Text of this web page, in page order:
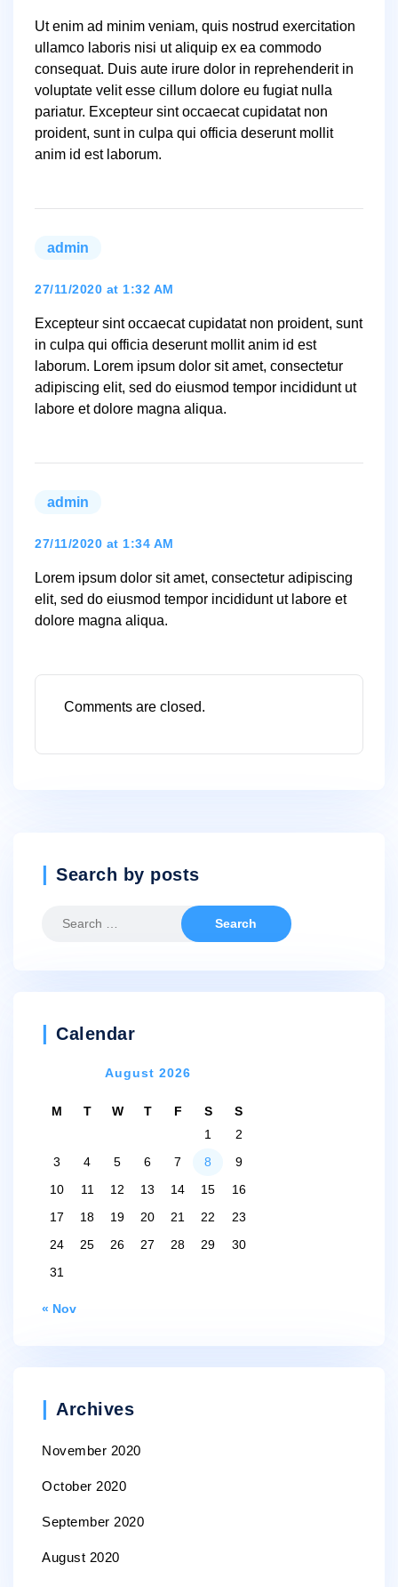
Ut enim ad minim veniam, quis nostrud exercitation
ullamco laboris nisi ut aliquip ex ea commodo
consequat. Duis aute irure dolor in reprehenderit in
voluptate velit esse cillum dolore eu fugiat nulla
pariatur. Excepteur sint occaecat cupidatat non
proident, sunt in culpa qui officia deserunt mollit
anim id est laborum.
admin
27/11/2020 at 1:32 AM
Excepteur sint occaecat cupidatat non proident, sunt
in culpa qui officia deserunt mollit anim id est
laborum. Lorem ipsum dolor sit amet, consectetur
adipiscing elit, sed do eiusmod tempor incididunt ut
labore et dolore magna aliqua.
admin
27/11/2020 at 1:34 AM
Lorem ipsum dolor sit amet, consectetur adipiscing
elit, sed do eiusmod tempor incididunt ut labore et
dolore magna aliqua.
Comments are closed.
Search by posts
Calendar
August 2026
M T W T F S
S
1
2
3
4 5 6 7 8
9
10
11 12 13 14 15
16
17
18 19 20 21 22
23
24
25 26 27 28 29
30
31
« Nov
Archives
November 2020
October 2020
September 2020
August 2020